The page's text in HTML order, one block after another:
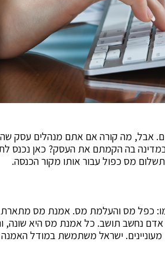
אבל, מה קורה אם אתם מנהלים עסק
בה הקמתם את העסק? כאן נכנס
תשלום מס כפול עבור אותו מקור הכנסה.
כפל מס והעלמת מס. אמנת מס
נחשב תושב. כל אמנת מס היא שונה,
ישראל משתמשת במודל האמנה